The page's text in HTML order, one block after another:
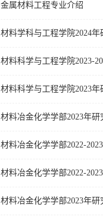
金属材料工程专业介绍
材料学科与工程学院2024
材料科学与工程学院2023-
材料科学与工程学院2023
材料冶金化学学部2023年
材料冶金化学学部2022-
材料冶金化学学部2022-
材料冶金化学学部2023年